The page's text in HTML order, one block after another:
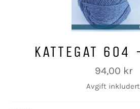
KATTEGAT 604
Vanlig
pris
94,00 kr
Avgift